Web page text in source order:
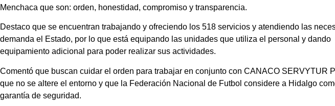
Menchaca que son: orden, honestidad, compromiso y transparencia.
Destaco que se encuentran trabajando y ofreciendo los 518 servicios y atendiendo las
demanda el Estado, por lo que está equipando las unidades que utiliza el personal y dando
equipamiento adicional para poder realizar sus actividades.
Comentó que buscan cuidar el orden para trabajar en conjunto con CANACO SERVYTUR
que no se altere el entorno y que la Federación Nacional de Futbol considere a Hidalgo
garantía de seguridad.